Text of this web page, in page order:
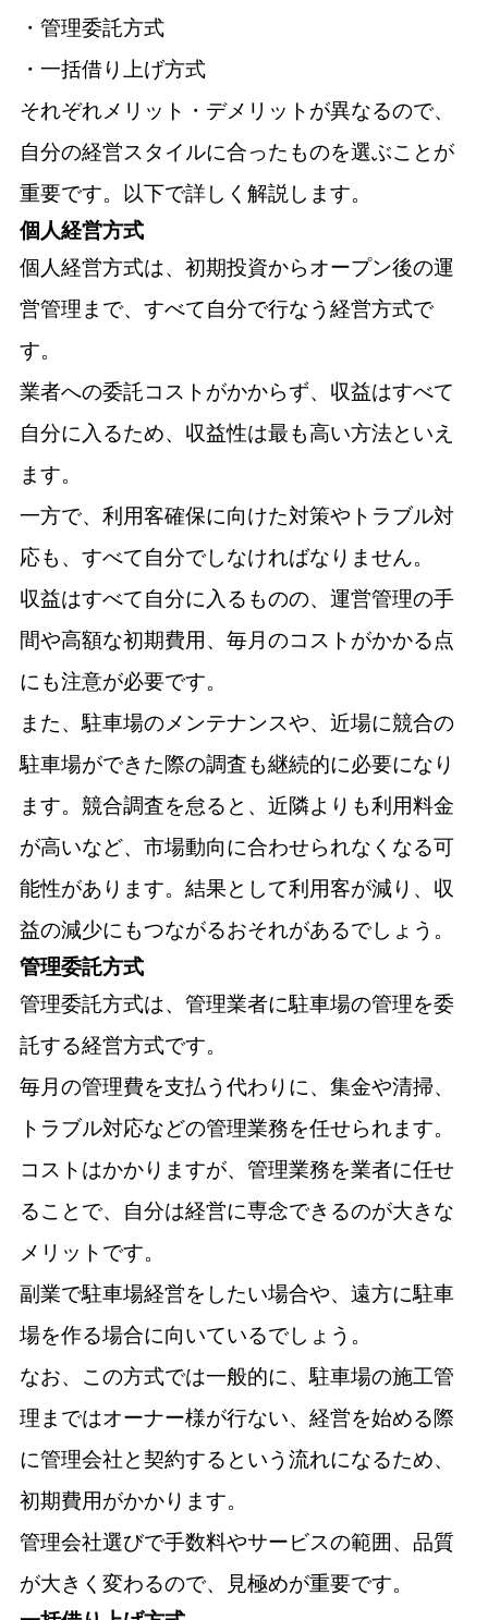
・管理委託方式
・一括借り上げ方式
それぞれメリット・デメリットが異なるので、
自分の経営スタイルに合ったものを選ぶことが
重要です。以下で詳しく解説します。
個人経営方式
個人経営方式は、初期投資からオープン後の運
営管理まで、すべて自分で行なう経営方式で
す。
業者への委託コストがかからず、収益はすべて
自分に入るため、収益性は最も高い方法といえ
ます。
一方で、利用客確保に向けた対策やトラブル対
応も、すべて自分でしなければなりません。
収益はすべて自分に入るものの、運営管理の手
間や高額な初期費用、毎月のコストがかかる点
にも注意が必要です。
また、駐車場のメンテナンスや、近場に競合の
駐車場ができた際の調査も継続的に必要になり
ます。競合調査を怠ると、近隣よりも利用料金
が高いなど、市場動向に合わせられなくなる可
能性があります。結果として利用客が減り、収
益の減少にもつながるおそれがあるでしょう。
管理委託方式
管理委託方式は、管理業者に駐車場の管理を委
託する経営方式です。
毎月の管理費を支払う代わりに、集金や清掃、
トラブル対応などの管理業務を任せられます。
コストはかかりますが、管理業務を業者に任せ
ることで、自分は経営に専念できるのが大きな
メリットです。
副業で駐車場経営をしたい場合や、遠方に駐車
場を作る場合に向いているでしょう。
なお、この方式では一般的に、駐車場の施工管
理まではオーナー様が行ない、経営を始める際
に管理会社と契約するという流れになるため、
初期費用がかかります。
管理会社選びで手数料やサービスの範囲、品質
が大きく変わるので、見極めが重要です。